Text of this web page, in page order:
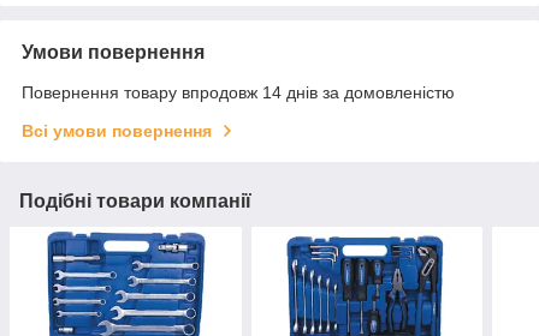
Умови повернення
Повернення товару впродовж 14 днів за домовленістю
Всі умови повернення
Подібні товари компанії